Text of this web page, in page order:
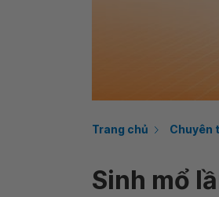
Trang chủ Chuyên
Sinh mổ